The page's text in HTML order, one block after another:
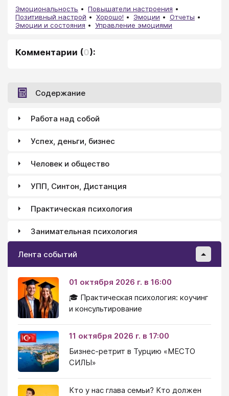
Эмоциональность
Повышатели настроения
Позитивный настрой
Хорошо! Эмоции
Отчеты
Эмоции и состояния
Управление эмоциями
Комментарии (0):
Содержание
Работа над собой
Успех, деньги, бизнес
Человек и общество
УПП, Синтон, Дистанция
Практическая психология
Занимательная психология
Лента событий
01 октября 2026 г. в 16:00
🎓 Практическая психология: коучинг
и консультирование
11 октября 2026 г. в 17:00
Бизнес-ретрит в Турцию «МЕСТО
СИЛЫ»
Кто у нас глава семьи? Кто должен